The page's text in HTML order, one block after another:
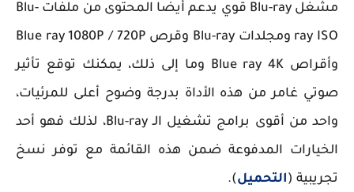
مشغل Blu-ray قوي يدعم أيضًا المحتوى من ملفات Blu-
ray ISO ومجلدات Blu-ray وقرص Blue ray 1080P / 720P
وأقراص Blue ray 4K وما إلى ذلك، يمكنك توقع تأثير
صوتي غامر من هذه الأداة بدرجة وضوح أعلى للمرئيات،
واحد من أقوى برامج تشغيل الـ Blu-ray، لذلك فهو أحد
الخيارات المدفوعة ضمن هذه القائمة مع توفر نسخ
تجريبية (التحميل).